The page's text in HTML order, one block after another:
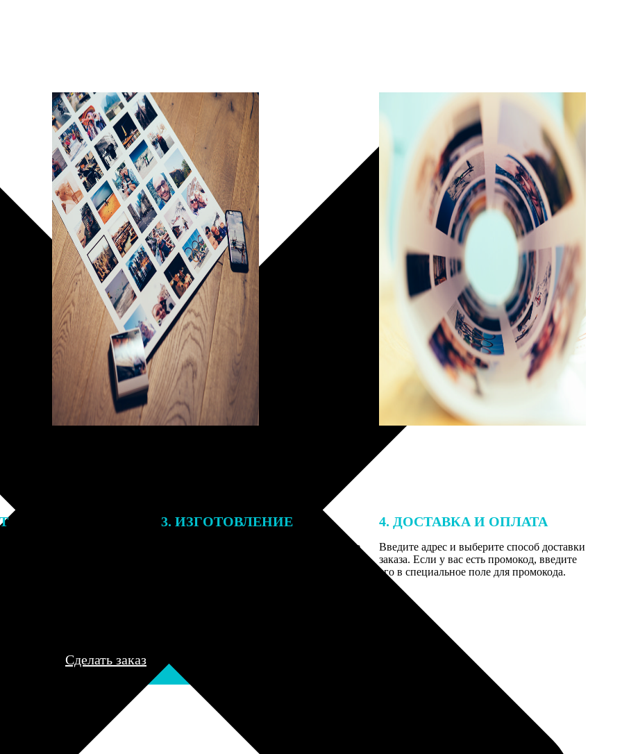
заказа к печати
могут связаться с Вами
телефону или email для
деталей.
3. ИЗГОТОВЛЕНИЕ
Оплатите заказ банковской картой. После
оплаты получите подтверждение на email с
4. ДОСТАВКА И ОПЛАТА
Введите адрес и выберите способ доставки
заказа. Если у вас есть промокод, введите
его в специальное поле для промокода.
Сделать заказ